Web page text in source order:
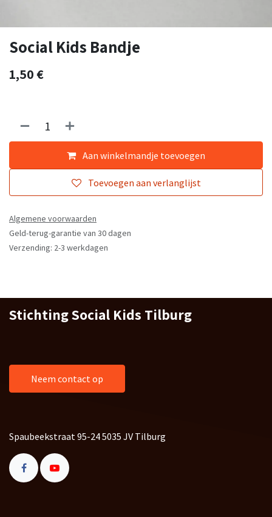
Social Kids Bandje
1,50€
Aan winkelmandje toevoegen
Toevoegen aan verlanglijst
Algemene voorwaarden
Geld-terug-garantie van 30 dagen
Verzending: 2-3 werkdagen
Stichting Social Kids Tilburg
Neem contact op
Spaubeekstraat 95-24 5035 JV Tilburg